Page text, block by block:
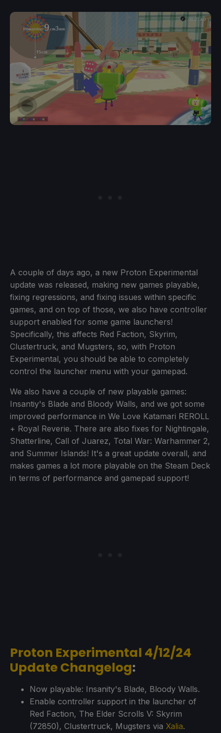
A couple of days ago, a new Proton Experimental
update was released, making new games playable,
fixing regressions, and fixing issues within specific
games, and on top of those, we also have controller
support enabled for some game launchers!
Specifically, this affects Red Faction, Skyrim,
Clustertruck, and Mugsters, so, with Proton
Experimental, you should be able to completely
control the launcher menu with your gamepad.
We also have a couple of new playable games:
Insantiy's Blade and Bloody Walls, and we got some
improved performance in We Love Katamari REROLL
+ Royal Reverie. There are also fixes for Nightingale,
Shatterline, Call of Juarez, Total War: Warhammer 2,
and Summer Islands! It's a great update overall, and
makes games a lot more playable on the Steam Deck
in terms of performance and gamepad support!
Proton Experimental 4/12/24
Update Changelog:
Now playable: Insanity's Blade, Bloody Walls.
Enable controller support in the launcher of
Red Faction, The Elder Scrolls V: Skyrim
(72850), Clustertruck, Mugsters via Xalia.